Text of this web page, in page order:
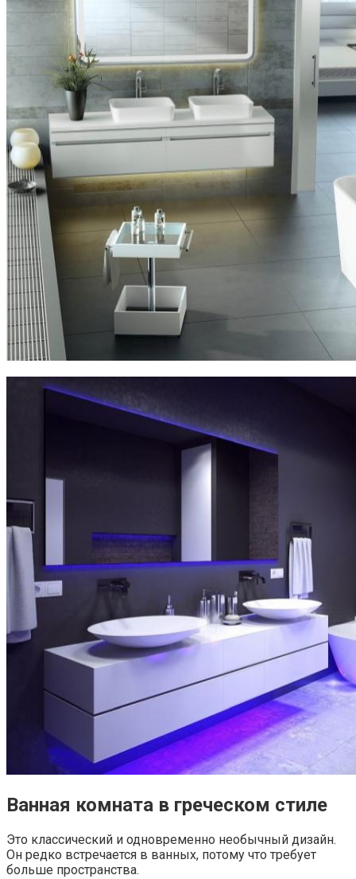
Ванная комната в греческом стиле
Это классический и одновременно необычный дизайн.
Он редко встречается в ванных, потому что требует
больше пространства.